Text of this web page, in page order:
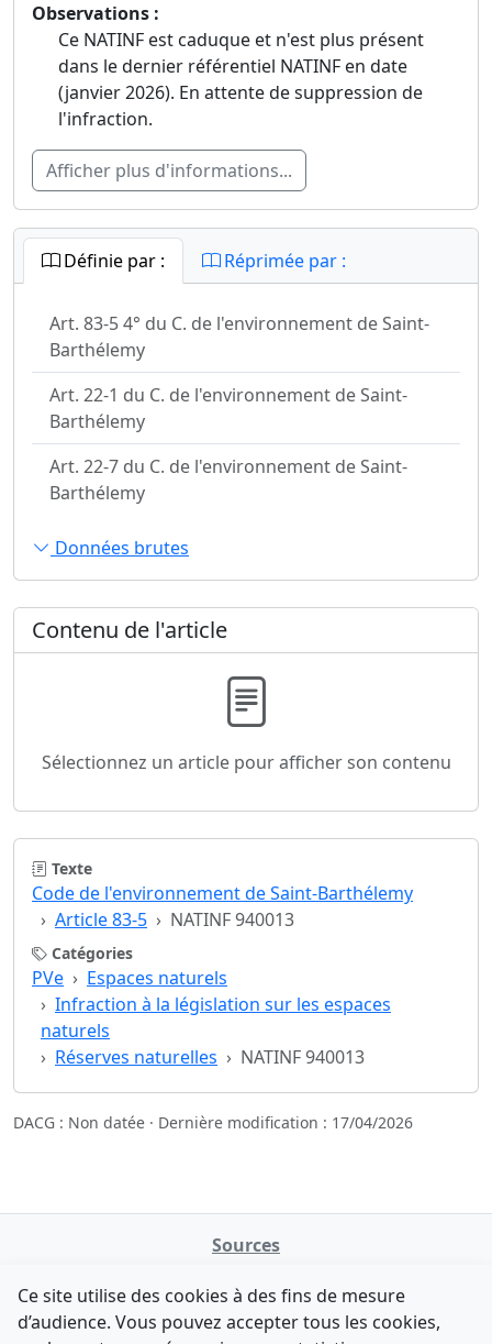
Observations :
Ce NATINF est caduque et n'est plus présent
dans le dernier référentiel NATINF en date
(janvier 2026). En attente de suppression de
l'infraction.
Afficher plus d'informations...
Définie par : Réprimée par :
Art. 83-5 4° du C. de l'environnement de Saint-
Barthélemy
Art. 22-1 du C. de l'environnement de Saint-
Barthélemy
Art. 22-7 du C. de l'environnement de Saint-
Barthélemy
Données brutes
Contenu de l'article
Sélectionnez un article pour afficher son contenu
Texte
Code de l'environnement de Saint-Barthélemy
Article 83-5
NATINF 940013
Catégories
PVe
Espaces naturels
Infraction à la législation sur les espaces
naturels
Réserves naturelles
NATINF 940013
DACG : Non datée · Dernière modification : 17/04/2026
Sources
data.gouv.fr
Legifrance - API
Ce site utilise des cookies à des fins de mesure
d’audience. Vous pouvez accepter tous les cookies,